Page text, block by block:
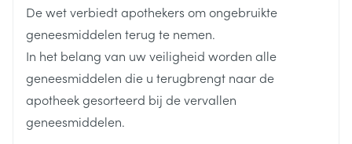
In 1 enkele dosis per dag, 's morgens of 's avonds
Met of zonder voedsel
Actieve
Ingrediënten
sertraline hydrochloride
Behoud Kamertemperatuur (15°C - 25°C)
De wet verbiedt apothekers om ongebruikte
geneesmiddelen terug te nemen.
In het belang van uw veiligheid worden alle
geneesmiddelen die u terugbrengt naar de
apotheek gesorteerd bij de vervallen
geneesmiddelen.